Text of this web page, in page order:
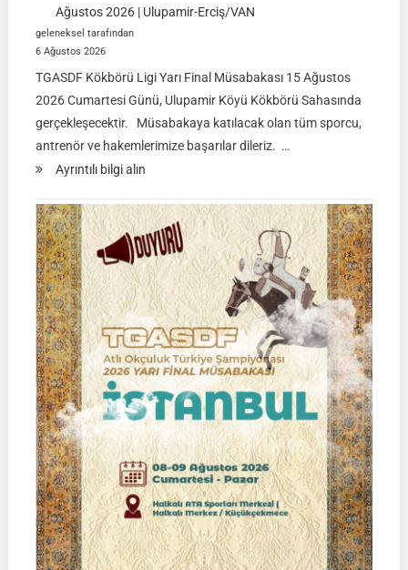
Ağustos 2026 | Ulupamir-Erciş/VAN
geleneksel tarafından
6 Ağustos 2026
TGASDF Kökbörü Ligi Yarı Final Müsabakası 15 Ağustos
2026 Cumartesi Günü, Ulupamir Köyü Kökbörü Sahasında
gerçekleşecektir. Müsabakaya katılacak olan tüm sporcu,
antrenör ve hakemlerimize başarılar dileriz. …
Ayrıntılı bilgi alın:
KÖKBÖRÜ
LİGİ
|
Yarı
Final
Müsabakası
15
Ağustos
2026
|
Ulupamir-
Erciş/VAN